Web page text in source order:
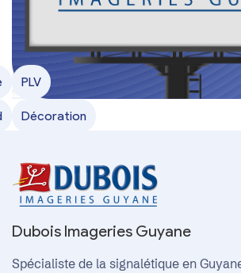
Décoration
PLV
Dubois Imageries Guyane
Spécialiste de la signalétique en